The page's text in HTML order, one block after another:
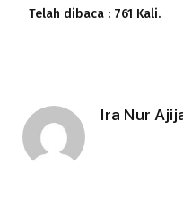
Telah dibaca : 761 Kali.
Ira Nur